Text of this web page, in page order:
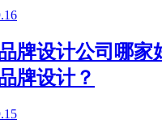
牌设计公司哪家
牌设计？